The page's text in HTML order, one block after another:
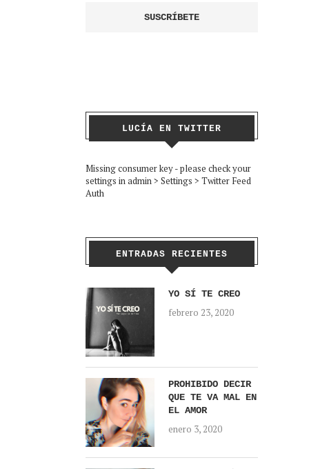
LUCÍA EN TWITTER
Missing consumer key - please check your
settings in admin > Settings > Twitter Feed
Auth
ENTRADAS RECIENTES
YO SÍ TE CREO
febrero 23, 2020
PROHIBIDO DECIR
QUE TE VA MAL EN
EL AMOR
enero 3, 2020